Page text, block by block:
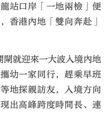
站口岸「一地兩檢」便
香港內地「雙向奔赴」
就迎來一大波入境內地
幼一家同行，趕乘早班
地探親訪友，入境方向
出高峰跨度時間長、連